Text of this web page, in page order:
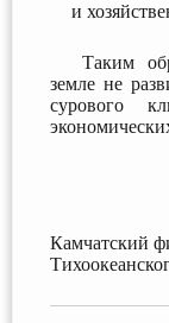
и
Таким
земле не
сурового
Камчатский